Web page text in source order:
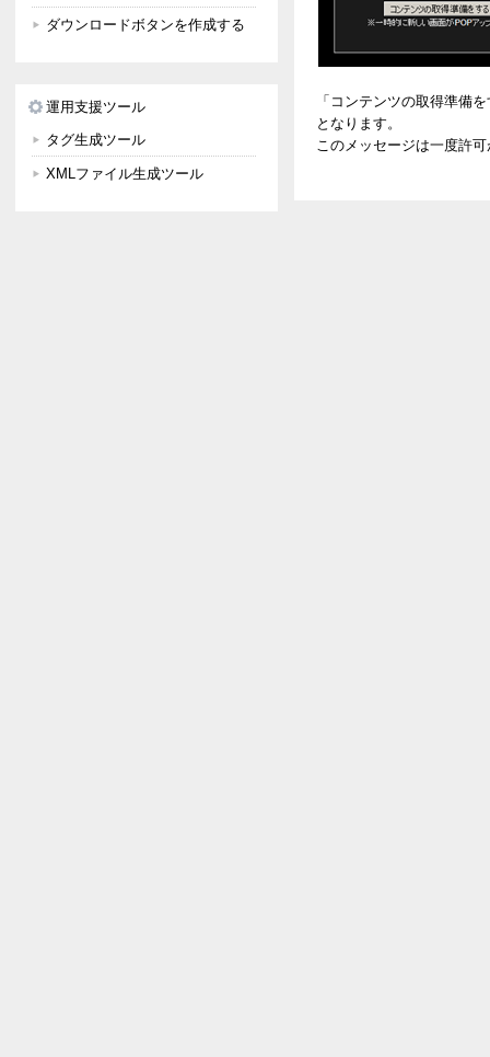
ダウンロードボタンを作成する
運用支援ツール
タグ生成ツール
XMLファイル生成ツール
「コンテンツの取得準備
となります。
このメッセージは一度許